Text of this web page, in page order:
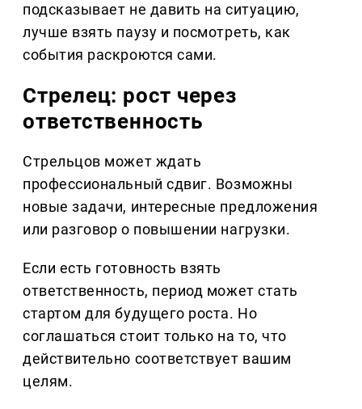
подсказывает не давить на ситуацию,
лучше взять паузу и посмотреть, как
события раскроются сами.
Стрелец: рост через
ответственность
Стрельцов может ждать
профессиональный сдвиг. Возможны
новые задачи, интересные предложения
или разговор о повышении нагрузки.
Если есть готовность взять
ответственность, период может стать
стартом для будущего роста. Но
соглашаться стоит только на то, что
действительно соответствует вашим
целям.